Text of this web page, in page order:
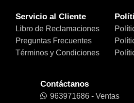
Servicio al Cliente
Libro de Reclamaciones
Preguntas Frecuentes
Términos y Condiciones
Contáctanos
963971686 - Ventas